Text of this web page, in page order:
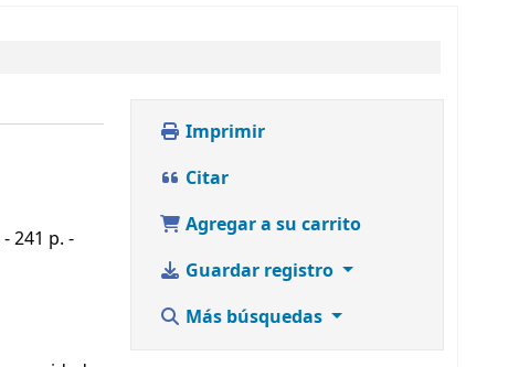
241 p. -
Imprimir
Citar
Agregar a su carrito
Guardar registro
Más búsquedas